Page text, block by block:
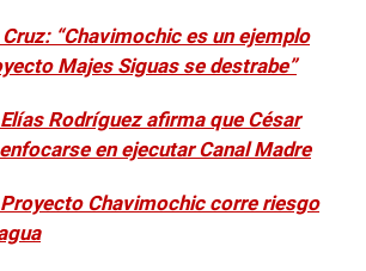
“Chavimochic es un ejemplo
Majes Siguas se destrabe”
Rodríguez afirma que César
en ejecutar Canal Madre
Chavimochic corre riesgo